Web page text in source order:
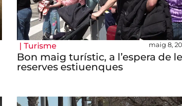
| Turisme maig 8,
Bon maig turístic, a l’espera de
reserves estiuenques